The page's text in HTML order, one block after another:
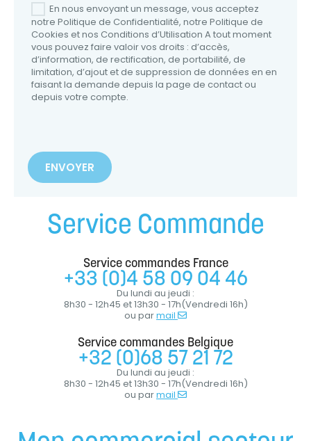
En nous envoyant un message, vous acceptez
notre Politique de Confidentialité, notre Politique de
Cookies et nos Conditions d’Utilisation A tout moment
vous pouvez faire valoir vos droits : d’accès,
d’information, de rectification, de portabilité, de
limitation, d’ajout et de suppression de données en en
faisant la demande depuis la page de contact ou
depuis votre compte.
Service Commande
Service commandes France
+33 (0)4 58 09 04 46
Du lundi au jeudi :
8h30 - 12h45 et 13h30 - 17h(Vendredi 16h)
ou parmail
Service commandes Belgique
+32 (0)68 57 21 72
Du lundi au jeudi :
8h30 - 12h45 et 13h30 - 17h(Vendredi 16h)
ou parmail